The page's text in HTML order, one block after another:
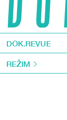
DOK.REVUE
REŽIM